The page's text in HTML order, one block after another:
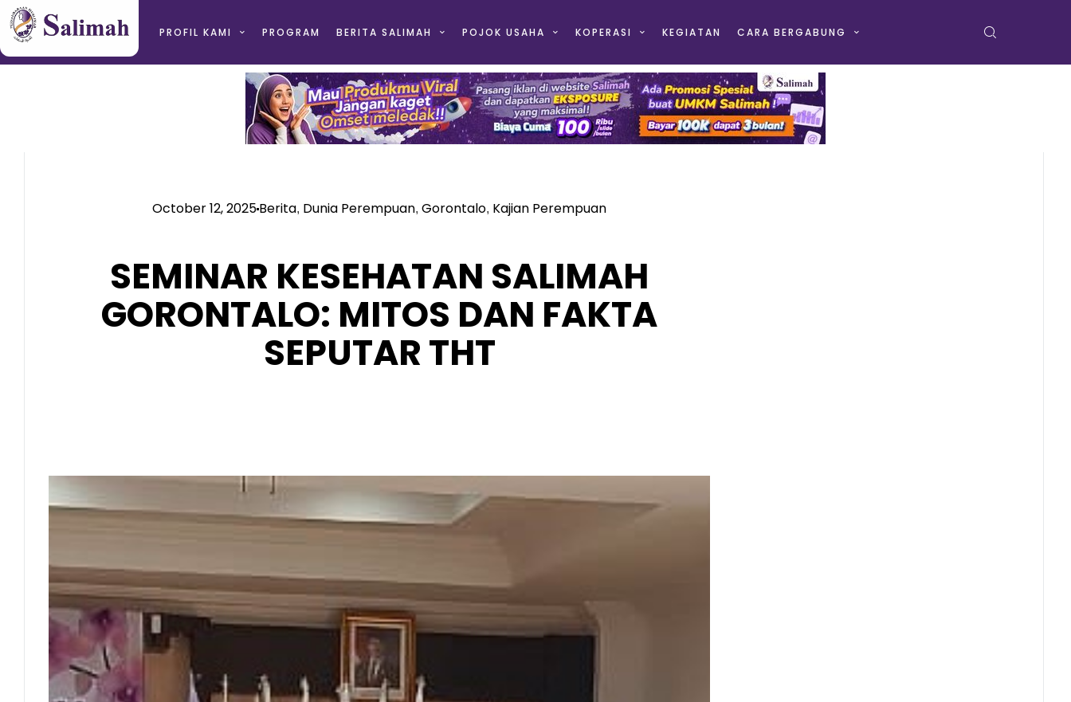
PROFIL KAMI PROGRAM BERITA SALIMAH POJOK USAHA KOPERASI KEGIATAN CARA BERGABUNG
October 12, 2025Berita, Dunia Perempuan, Gorontalo, Kajian Perempuan
SEMINAR KESEHATAN SALIMAH
GORONTALO: MITOS DAN FAKTA
SEPUTAR THT